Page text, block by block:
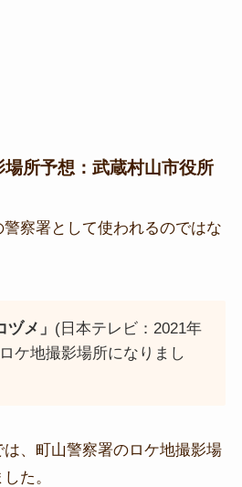
所予想：武蔵村山市役所
警察署として使われるのではな
ヅメ」 (日本テレビ：2021年
ケ地撮影場所になりまし
は、町山警察署のロケ地撮影場
た。